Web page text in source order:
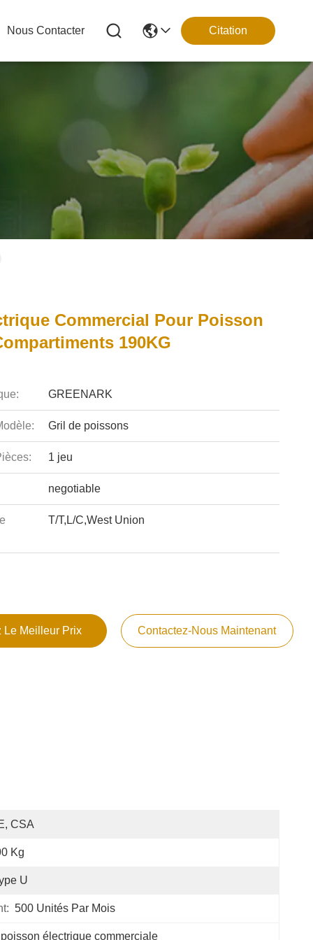
Nous Contacter Citation
Commercial Pour Poisson
190KG
GREENARK
Gril de poissons
1 jeu
negotiable
T/T,L/C,West Union
Le Meilleur Prix Contactez-Nous Maintenant
CSA
Kg
U
500 Unités Par Mois
électrique commerciale